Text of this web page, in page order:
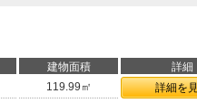
建物面積 詳細
119.99㎡ 詳細を